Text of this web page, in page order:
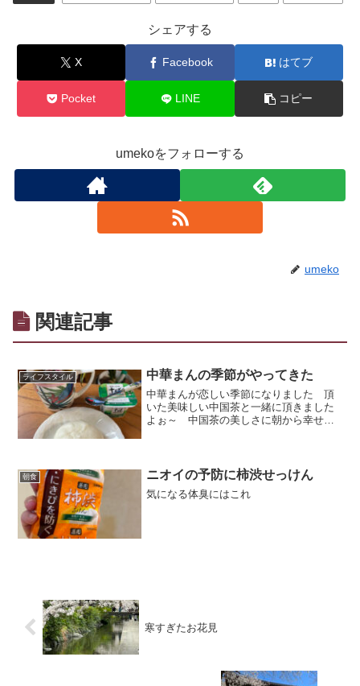
シェアする
X Facebook はてブ
Pocket LINE コピー
umekoをフォローする
umeko
関連記事
ライフスタイル 中華まんの季節がやってきた
中華まんが恋しい季節になりました 頂
いた美味しい中国茶と一緒に頂きました
よぉ～ 中国茶の美しさに朝から幸せ感
しいです
朝食 ニオイの予防に柿渋せっけん
気になる体臭にはこれ
寒すぎたお花見